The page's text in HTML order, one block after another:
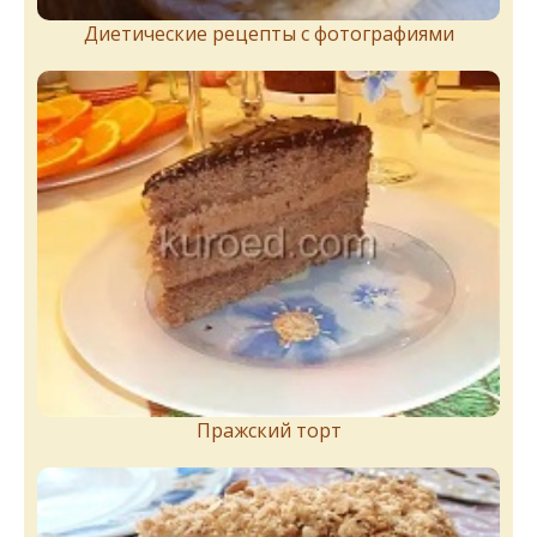
Диетические рецепты с фотографиями
Пражский торт